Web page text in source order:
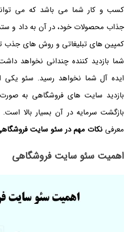
کسب و کار شما می باشد که می
جذاب محصولات خود، در آن به داد و ستد
کمپین های تبلیغاتی و روش های جذب
شما بازدید کننده چندانی نخواهد
ایده آل شما نخواهد رسید. سئو یکی
بازدید سایت های فروشگاهی به
بازگشت سرمایه در آن بسیار بالا است.
معرفی نکات مهم در سئو سایت
اهمیت سئو سایت فروشگاهی